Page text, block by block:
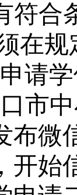
符合
在
请
市
布微
开始